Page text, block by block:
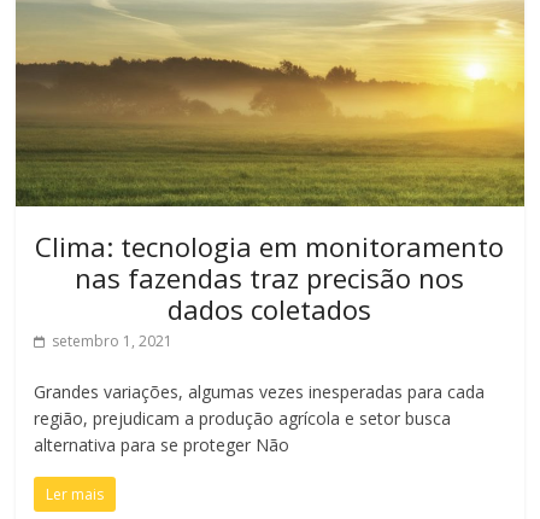
Clima: tecnologia em monitoramento
nas fazendas traz precisão nos
dados coletados
setembro 1, 2021
Grandes variações, algumas vezes inesperadas para cada
região, prejudicam a produção agrícola e setor busca
alternativa para se proteger Não
Ler mais